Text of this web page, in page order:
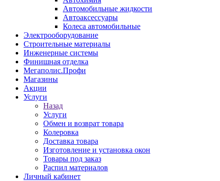
Автомобильные жидкости
Автоаксессуары
Колеса автомобильные
Электрооборудование
Строительные материалы
Инженерные системы
Финишная отделка
Мегаполис.Профи
Магазины
Акции
Услуги
Назад
Услуги
Обмен и возврат товара
Колеровка
Доставка товара
Изготовление и установка окон
Товары под заказ
Распил материалов
Личный кабинет